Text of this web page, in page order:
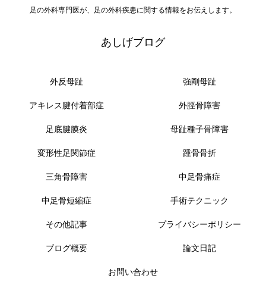
足の外科専門医が、足の外科疾患に関する情報をお伝えします。
あしげブログ
外反母趾 強剛母趾
アキレス腱付着部症 外脛骨障害
足底腱膜炎 母趾種子骨障害
変形性足関節症 踵骨骨折
三角骨障害 中足骨痛症
中足骨短縮症 手術テクニック
その他記事 プライバシーポリシー
ブログ概要 論文日記
お問い合わせ